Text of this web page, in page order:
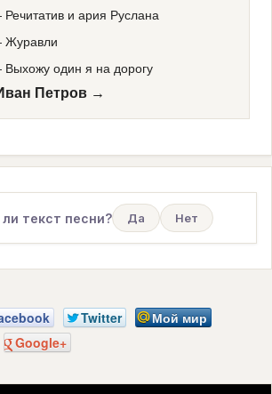
Речитатив и ария Руслана
Журавли
Выхожу один я на дорогу
Петров →
текст песни? Да Нет
Twitter
Мой мир
Google+